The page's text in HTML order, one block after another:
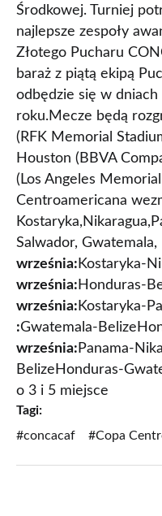
Środkowej. Turniej
najlepsze zespoły
Złotego Pucharu
baraż z piątą ekipą
odbędzie się w
roku.Mecze będą
(RFK Memorial
Houston (BBVA
(Los Angeles
Centroamericana
Salwador,
września: Kostaryka-
września: Honduras-
września: Kostaryka-
:Gwatemala-
września: Panama-
BelizeHonduras-
o 3 i 5 miejsce
Tagi:
#concacaf
#Copa